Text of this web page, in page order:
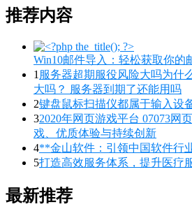
推荐内容
Win10邮件导入：轻松获取你的
1 服务器超期服役风险大吗为什
大吗？ 服务器到期了还能用吗
2键盘鼠标扫描仪都属于输入设
32020年网页游戏平台 07073网
戏、优质体验与持续创新
4**金山软件：引领中国软件行
5打造高效服务体系，提升医疗
最新推荐